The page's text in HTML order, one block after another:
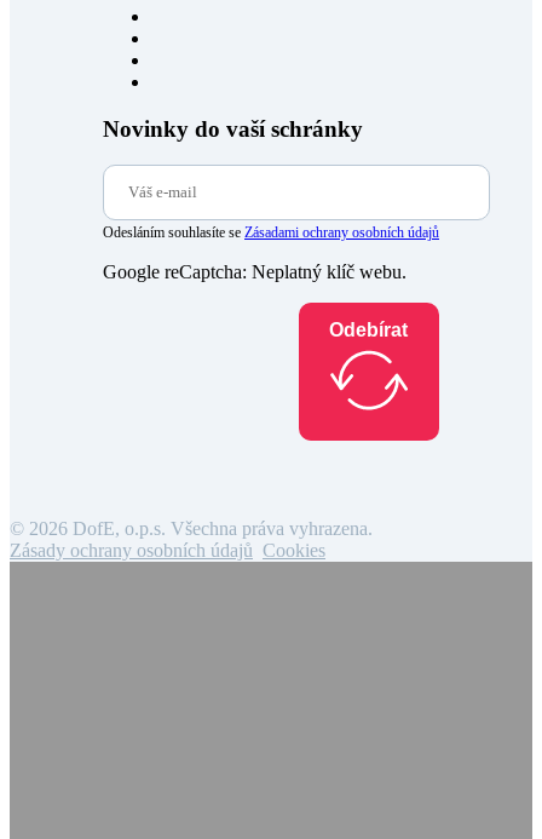
Novinky do vaší schránky
Odesláním souhlasíte se Zásadami ochrany osobních údajů
Google reCaptcha: Neplatný klíč webu.
Odebírat
© 2026 DofE, o.p.s. Všechna práva vyhrazena.
Zásady ochrany osobních údajů Cookies